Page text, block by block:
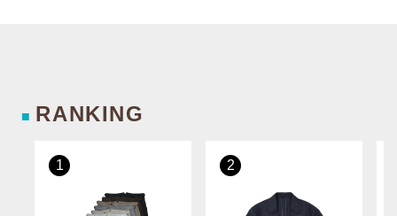
■ RANKING
1 2